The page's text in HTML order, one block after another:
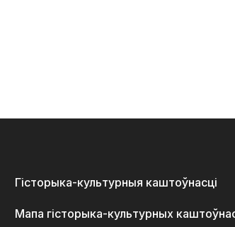
Гісторыка-культурныя каштоўнасці
Мапа гісторыка-культурных